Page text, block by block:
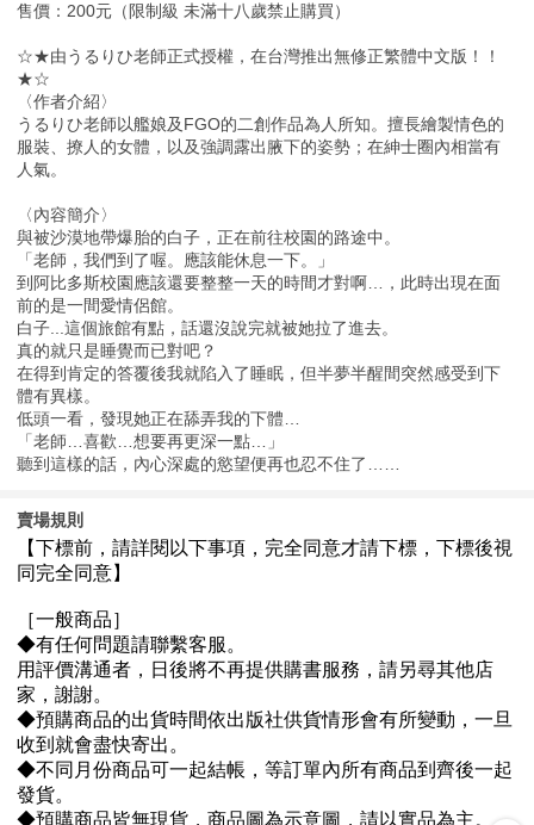
售價：200元（限制級 未滿十八歲禁止購買）
☆★由うるりひ老師正式授權，在台灣推出無修正繁體中文版！！
★☆
〈作者介紹〉
うるりひ老師以艦娘及FGO的二創作品為人所知。擅長繪製情色的
服裝、撩人的女體，以及強調露出腋下的姿勢；在紳士圈內相當有
人氣。
〈內容簡介〉
與被沙漠地帶爆胎的白子，正在前往校園的路途中。
「老師，我們到了喔。應該能休息一下。」
到阿比多斯校園應該還要整整一天的時間才對啊…，此時出現在面
前的是一間愛情侶館。
白子...這個旅館有點，話還沒說完就被她拉了進去。
真的就只是睡覺而已對吧？
在得到肯定的答覆後我就陷入了睡眠，但半夢半醒間突然感受到下
體有異樣。
低頭一看，發現她正在舔弄我的下體…
「老師…喜歡…想要再更深一點…」
聽到這樣的話，內心深處的慾望便再也忍不住了……
賣場規則